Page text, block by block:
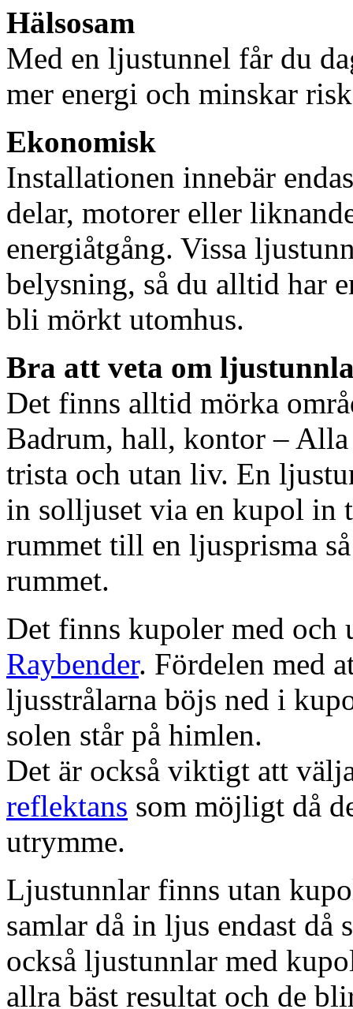
Hälsosam
Med en ljustunnel får du
mer energi och minskar
Ekonomisk
Installationen innebär
delar, motorer eller
energiåtgång. Vissa
belysning, så du alltid har
bli mörkt utomhus.
Bra att veta om
Det finns alltid mörka
Badrum, hall, kontor – Alla
trista och utan liv. En
in solljuset via en kupol in
rummet till en ljusprisma
rummet.
Det finns kupoler med och
Raybender. Fördelen med
ljusstrålarna böjs ned i
solen står på himlen.
Det är också viktigt att
reflektans som möjligt då
utrymme.
Ljustunnlar finns utan
samlar då in ljus endast då
också ljustunnlar med
allra bäst resultat och de